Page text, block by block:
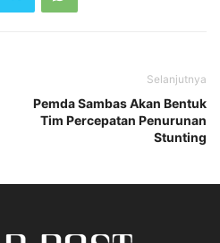
Selanjutnya
Pemda Sambas Akan Bentuk
Tim Percepatan Penurunan
Stunting